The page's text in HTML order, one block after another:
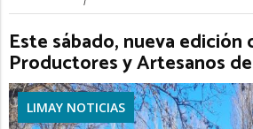
Este sábado, nueva edición
Productores y Artesanos
LIMAY NOTICIAS